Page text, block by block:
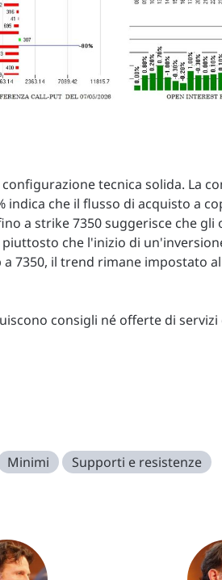
tecnica solida. La
indica che il flusso di acquisto a
a strike 7350 suggerisce che gli
che l'inizio di
7350, il trend rimane impostato
consigli né offerte di
Minimi Supporti e resistenze